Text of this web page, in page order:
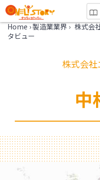
Home ›製造業業界 › 株式会
タビュー
株式会
中